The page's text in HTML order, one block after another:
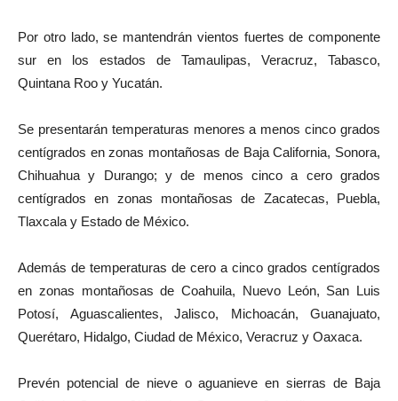
Por otro lado, se mantendrán vientos fuertes de componente
sur en los estados de Tamaulipas, Veracruz, Tabasco,
Quintana Roo y Yucatán.
Se presentarán temperaturas menores a menos cinco grados
centígrados en zonas montañosas de Baja California, Sonora,
Chihuahua y Durango; y de menos cinco a cero grados
centígrados en zonas montañosas de Zacatecas, Puebla,
Tlaxcala y Estado de México.
Además de temperaturas de cero a cinco grados centígrados
en zonas montañosas de Coahuila, Nuevo León, San Luis
Potosí, Aguascalientes, Jalisco, Michoacán, Guanajuato,
Querétaro, Hidalgo, Ciudad de México, Veracruz y Oaxaca.
Prevén potencial de nieve o aguanieve en sierras de Baja